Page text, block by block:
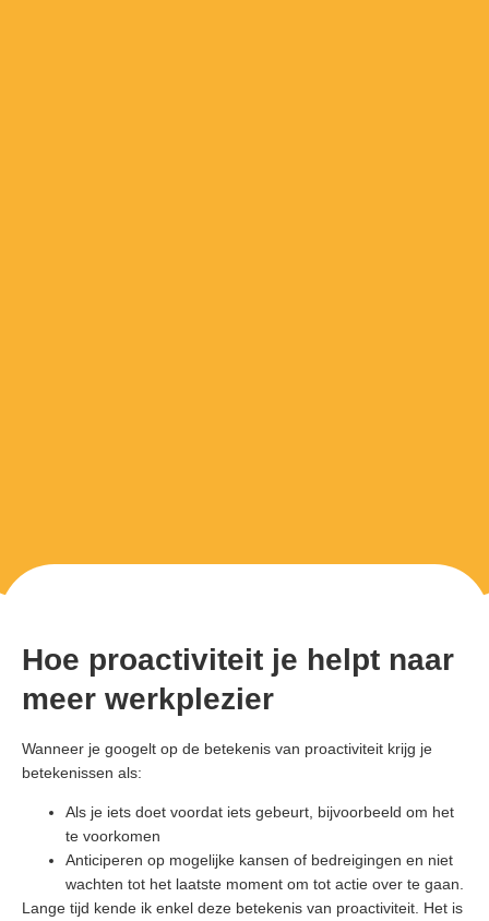
Hoe proactiviteit je helpt naar
meer werkplezier
Wanneer je googelt op de betekenis van proactiviteit krijg je
betekenissen als:
Als je iets doet voordat iets gebeurt, bijvoorbeeld om het
te voorkomen
Anticiperen op mogelijke kansen of bedreigingen en niet
wachten tot het laatste moment om tot actie over te gaan.
Lange tijd kende ik enkel deze betekenis van proactiviteit. Het is